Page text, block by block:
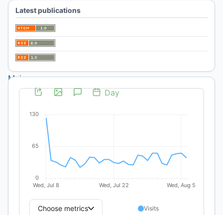
Época.
Revista
de
Estudios
de la
Mujer
Español
Bonaccorsi
National
University
Latest publications